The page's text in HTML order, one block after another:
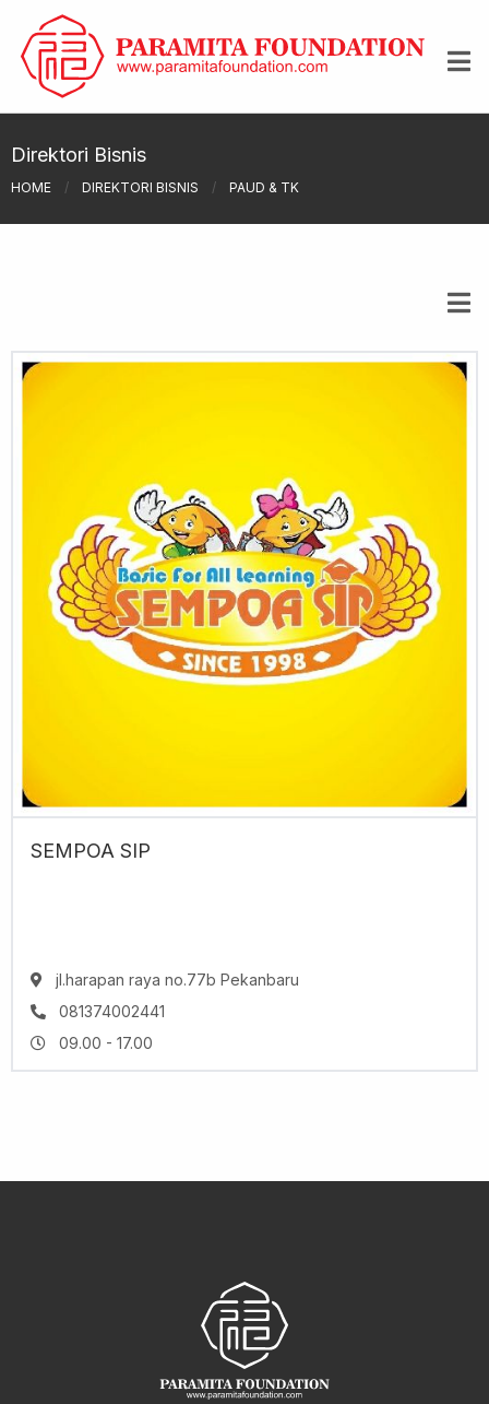
Direktori Bisnis
HOME / DIREKTORI BISNIS / PAUD & TK
SEMPOA SIP
jl.harapan raya no.77b Pekanbaru
081374002441
09.00 - 17.00